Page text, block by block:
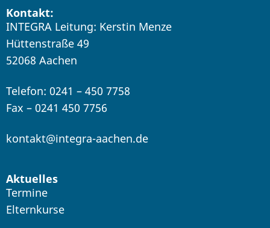
Kontakt:
INTEGRA Leitung: Kerstin Menze
Hüttenstraße 49
52068 Aachen
Telefon: 0241 – 450 7758
Fax – 0241 450 7756
kontakt@integra-aachen.de
Aktuelles
Termine
Elternkurse